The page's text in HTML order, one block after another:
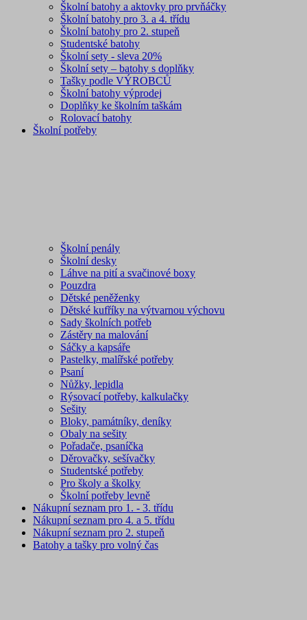
Školní batohy a aktovky pro prvňáčky
Školní batohy pro 3. a 4. třídu
Školní batohy pro 2. stupeň
Studentské batohy
Školní sety - sleva 20%
Školní sety – batohy s doplňky
Tašky podle VÝROBCŮ
Školní batohy výprodej
Doplňky ke školním taškám
Rolovací batohy
Školní potřeby
Školní penály
Školní desky
Láhve na pití a svačinové boxy
Pouzdra
Dětské peněženky
Dětské kufříky na výtvarnou výchovu
Sady školních potřeb
Zástěry na malování
Sáčky a kapsáře
Pastelky, malířské potřeby
Psaní
Nůžky, lepidla
Rýsovací potřeby, kalkulačky
Sešity
Bloky, památníky, deníky
Obaly na sešity
Pořadače, psaníčka
Děrovačky, sešívačky
Studentské potřeby
Pro školy a školky
Školní potřeby levně
Nákupní seznam pro 1. - 3. třídu
Nákupní seznam pro 4. a 5. třídu
Nákupní seznam pro 2. stupeň
Batohy a tašky pro volný čas